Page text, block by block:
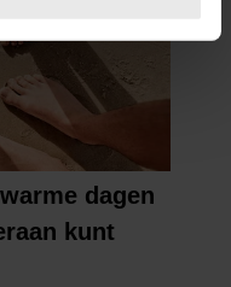
advertenties te
media te bieden
Ook delen we
site met onze
en analyse. Deze
met andere
of die ze hebben